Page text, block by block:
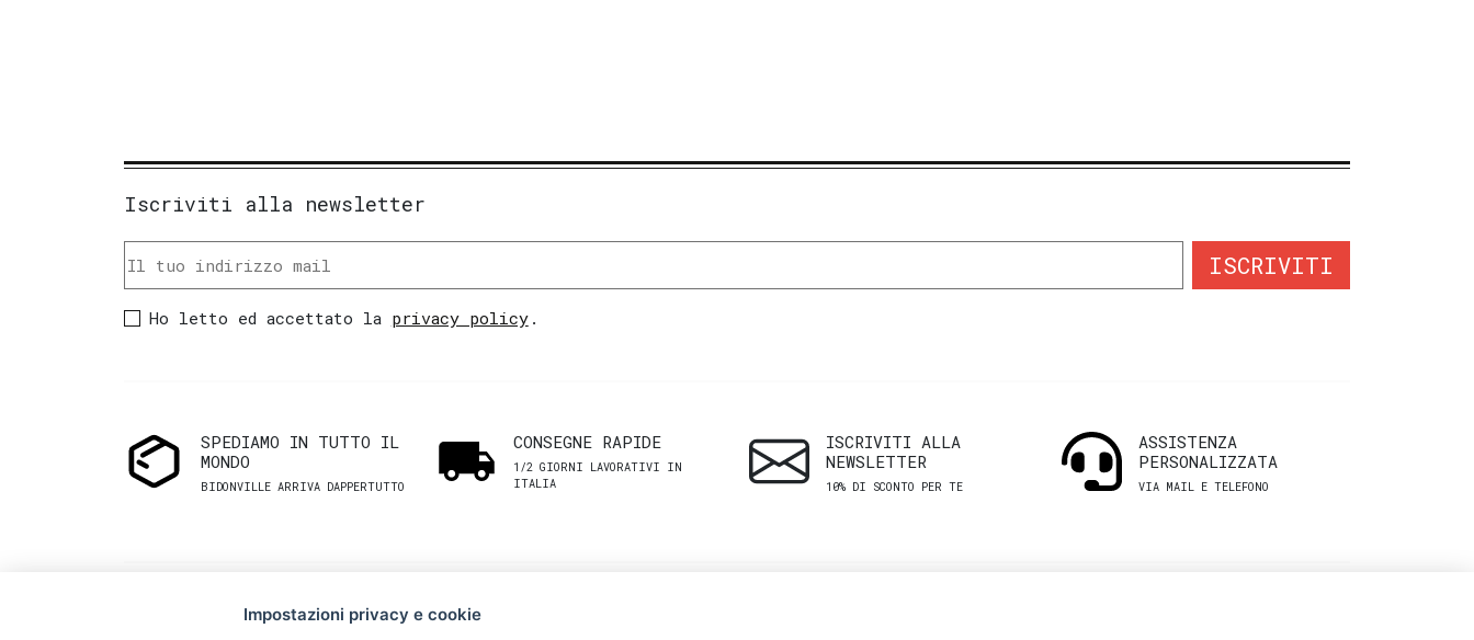
Iscriviti alla newsletter
ISCRIVITI
Ho letto ed accettato la privacy policy.
SPEDIAMO IN TUTTO IL
MONDO
BIDONVILLE ARRIVA DAPPERTUTTO
CONSEGNE RAPIDE
1/2 GIORNI LAVORATIVI IN
ITALIA
ISCRIVITI ALLA
NEWSLETTER
10% DI SCONTO PER TE
ASSISTENZA
PERSONALIZZATA
VIA MAIL E TELEFONO
Impostazioni privacy e cookie